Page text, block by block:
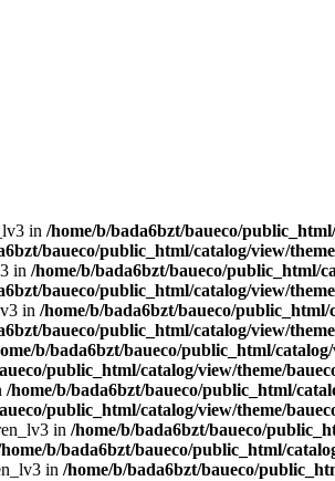
in /home/b/bada6bzt/baueco/
baueco/public_html/catalog/view/
in /home/b/bada6bzt/baueco/public_html/
baueco/public_html/catalog/view/
in /home/b/bada6bzt/baueco/
baueco/public_html/catalog/view/
b/bada6bzt/baueco/public_html/
public_html/catalog/view/theme/
/home/b/bada6bzt/baueco/public_html/
public_html/catalog/view/theme/
in /home/b/bada6bzt/baueco/
b/bada6bzt/baueco/public_html/
in /home/b/bada6bzt/baueco/